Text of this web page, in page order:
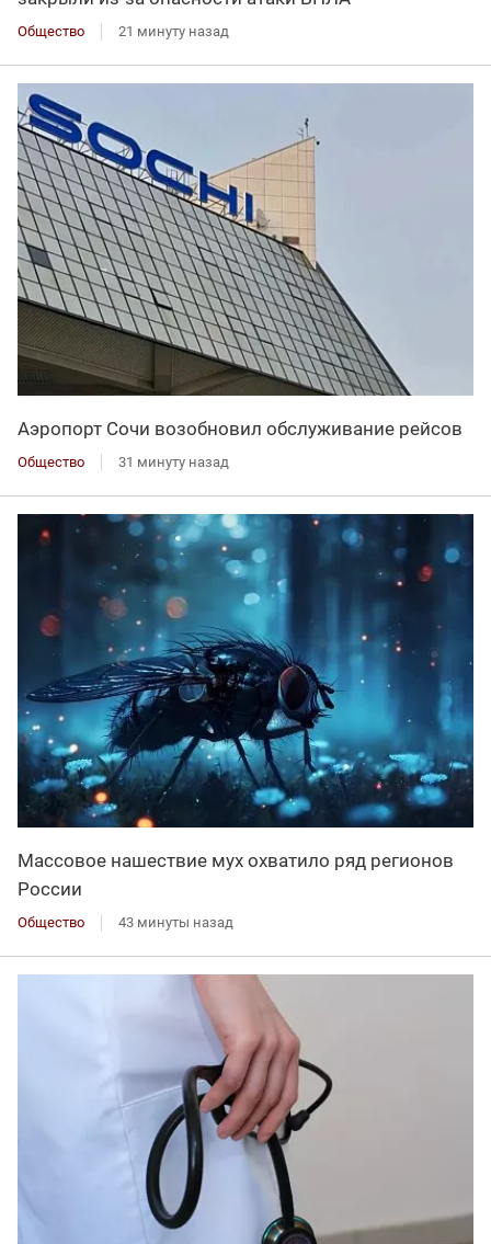
Общество 21 минуту назад
Аэропорт Сочи возобновил обслуживание рейсов
Общество 31 минуту назад
Массовое нашествие мух охватило ряд регионов
России
Общество 43 минуты назад